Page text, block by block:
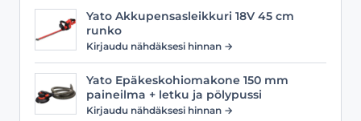
Yato Akkupensasleikkuri 18V 45 cm
runko
Kirjaudu nähdäksesi hinnan →
Yato Epäkeskohiomakone 150 mm
paineilma + letku ja pölypussi
Kirjaudu nähdäksesi hinnan →